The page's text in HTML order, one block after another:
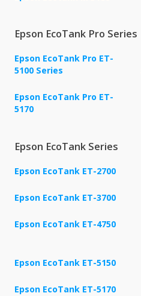
Epson EcoTank Pro Series
Epson EcoTank Pro ET-
5100 Series
Epson EcoTank Pro ET-
5170
Epson EcoTank Series
Epson EcoTank ET-2700
Epson EcoTank ET-3700
Epson EcoTank ET-4750
Epson EcoTank ET-5150
Epson EcoTank ET-5170